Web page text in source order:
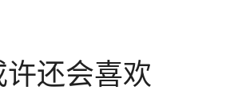
许还会喜欢